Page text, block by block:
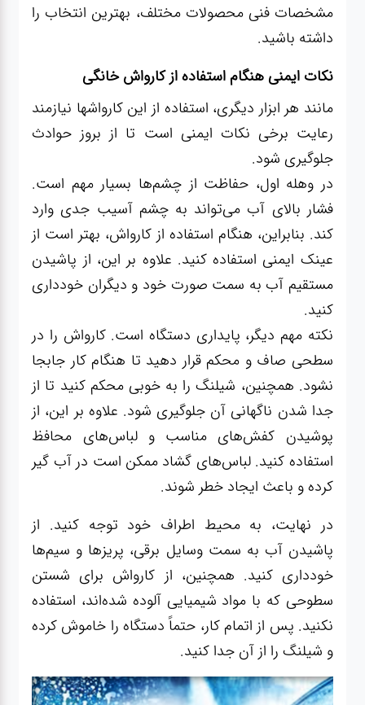
مشخصات فنی محصولات مختلف، بهترین انتخاب را
داشته باشید.
نکات ایمنی هنگام استفاده از کارواش خانگی
مانند هر ابزار دیگری، استفاده از این کارواشها نیازمند
رعایت برخی نکات ایمنی است تا از بروز حوادث
جلوگیری شود.
در وهله اول، حفاظت از چشم‌ها بسیار مهم است.
فشار بالای آب می‌تواند به چشم آسیب جدی وارد
کند. بنابراین، هنگام استفاده از کارواش، بهتر است از
عینک ایمنی استفاده کنید. علاوه بر این، از پاشیدن
مستقیم آب به سمت صورت خود و دیگران خودداری
کنید.
نکته مهم دیگر، پایداری دستگاه است. کارواش را در
سطحی صاف و محکم قرار دهید تا هنگام کار جابجا
نشود. همچنین، شیلنگ را به خوبی محکم کنید تا از
جدا شدن ناگهانی آن جلوگیری شود. علاوه بر این، از
پوشیدن کفش‌های مناسب و لباس‌های محافظ
استفاده کنید. لباس‌های گشاد ممکن است در آب گیر
کرده و باعث ایجاد خطر شوند.
در نهایت، به محیط اطراف خود توجه کنید. از
پاشیدن آب به سمت وسایل برقی، پریزها و سیم‌ها
خودداری کنید. همچنین، از کارواش برای شستن
سطوحی که با مواد شیمیایی آلوده شده‌اند، استفاده
نکنید. پس از اتمام کار، حتماً دستگاه را خاموش کرده
و شیلنگ را از آن جدا کنید.